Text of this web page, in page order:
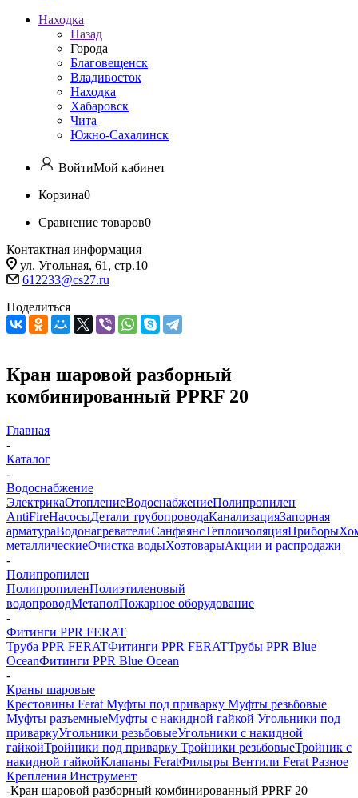
Находка
Назад
Города
Благовещенск
Владивосток
Находка
Хабаровск
Чита
Южно-Сахалинск
ВойтиМой кабинет
Корзина0
Сравнение товаров0
Контактная информация
ул. Угольная, 61, стр.10
612233@cs27.ru
Поделиться
Кран шаровой разборный
комбинированный PPRF 20
Главная
-
Каталог
-
Водоснабжение
ЭлектрикаОтоплениеВодоснабжениеПолипропилен
AntiFireНасосыДетали трубопроводаКанализацияЗапорная
арматураВодонагревателиСанфаянсТеплоизоляцияПриборы
металлическиеОчистка водыХозтоварыАкции и распродажи
-
Полипропилен
ПолипропиленПолиэтиленовый
водопроводМетаполПожарное оборудование
-
Фитинги PPR FERAT
Труба PPR FERATФитинги PPR FERATТрубы PPR Blue
OceanФитинги PPR Blue Ocean
-
Краны шаровые
Крестовины Ferat Муфты под приварку Муфты резьбовые
Муфты разъемныеМуфты с накидной гайкой Угольники под
приваркуУгольники резьбовыеУгольники с накидной
гайкойТройники под приварку Тройники резьбовыеТройник с
накидной гайкойКлапаны FeratФильтры Вентили Ferat Разное
Крепления Инструмент
-Кран шаровой разборный комбинированный PPRF 20